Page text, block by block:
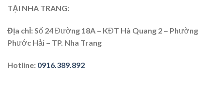
TẠI NHA TRANG:
Địa chỉ: Số 24 Đường 18A – KĐT Hà Quang 2 – Phường
Phước Hải – TP. Nha Trang
Hotline: 0916.389.892